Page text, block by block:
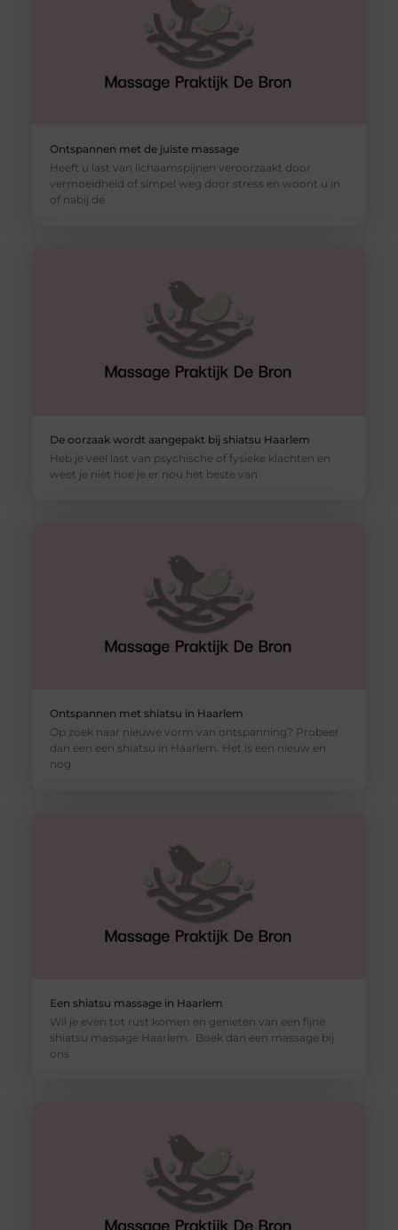
Ontspannen met de juiste massage
Heeft u last van lichaamspijnen veroorzaakt door
vermoeidheid of simpel weg door stress en woont u in
of nabij de
De oorzaak wordt aangepakt bij shiatsu Haarlem
Heb je veel last van psychische of fysieke klachten en
weet je niet hoe je er nou het beste van
Ontspannen met shiatsu in Haarlem
Op zoek naar nieuwe vorm van ontspanning? Probeer
dan een een shiatsu in Haarlem. Het is een nieuw en
nog
Een shiatsu massage in Haarlem
Wil je even tot rust komen en genieten van een fijne
shiatsu massage Haarlem. Boek dan een massage bij
ons